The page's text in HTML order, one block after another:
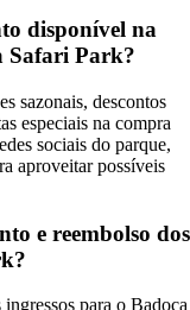
disponível na
Safari Park?
sazonais, descontos
especiais na compra
sociais do parque,
aproveitar possíveis
e reembolso dos
para o Badoca